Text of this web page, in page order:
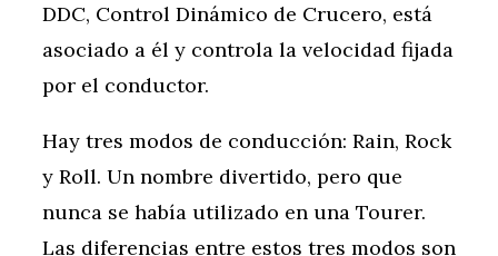
DDC, Control Dinámico de Crucero, está
asociado a él y controla la velocidad fijada
por el conductor.
Hay tres modos de conducción: Rain, Rock
y Roll. Un nombre divertido, pero que
nunca se había utilizado en una Tourer.
Las diferencias entre estos tres modos son